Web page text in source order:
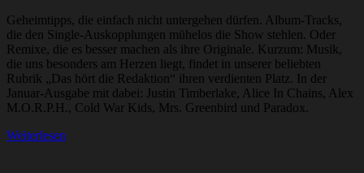
Geheimtipps, die einfach nicht untergehen dürfen. Album-Tracks,
die den Single-Auskopplungen mühelos die Show stehlen. Oder
Remixe, die es besser machen als ihre Originale. Kurzum: Musik,
die uns besonders am Herzen liegt, findet in unserer beliebten
Rubrik „Das hört die Redaktion“ ihren verdienten Platz. In der
Januar-Ausgabe mit dabei: Justin Timberlake, Alice In Chains, Alex
M.O.R.P.H., Cold War Kids, Mrs. Greenbird und Paradox.
Weiterlesen